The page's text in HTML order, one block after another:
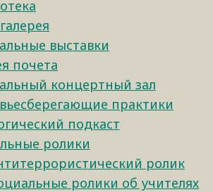
выставки
почета
концертный зал
практики
подкаст
ролики
ролик
ролики об учителях